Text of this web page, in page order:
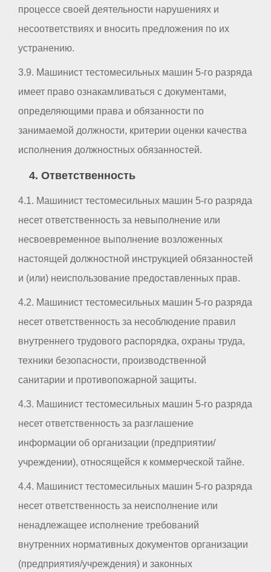
процессе своей деятельности нарушениях и
несоответствиях и вносить предложения по их
устранению.
3.9. Машинист тестомесильных машин 5-го разряда
имеет право ознакамливаться с документами,
определяющими права и обязанности по
занимаемой должности, критерии оценки качества
исполнения должностных обязанностей.
4. Ответственность
4.1. Машинист тестомесильных машин 5-го разряда
несет ответственность за невыполнение или
несвоевременное выполнение возложенных
настоящей должностной инструкцией обязанностей
и (или) неиспользование предоставленных прав.
4.2. Машинист тестомесильных машин 5-го разряда
несет ответственность за несоблюдение правил
внутреннего трудового распорядка, охраны труда,
техники безопасности, производственной
санитарии и противопожарной защиты.
4.3. Машинист тестомесильных машин 5-го разряда
несет ответственность за разглашение
информации об организации (предприятии/
учреждении), относящейся к коммерческой тайне.
4.4. Машинист тестомесильных машин 5-го разряда
несет ответственность за неисполнение или
ненадлежащее исполнение требований
внутренних нормативных документов организации
(предприятия/учреждения) и законных